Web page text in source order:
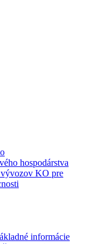
hospodárstva
KO pre
informácie